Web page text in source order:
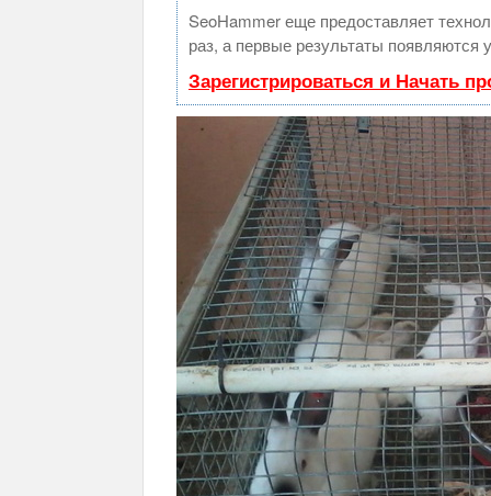
SeoHammer еще предоставляет
раз, а первые результаты появляются
Зарегистрироваться и Начать